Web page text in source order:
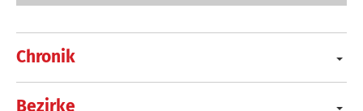
Chronik
Bezirke